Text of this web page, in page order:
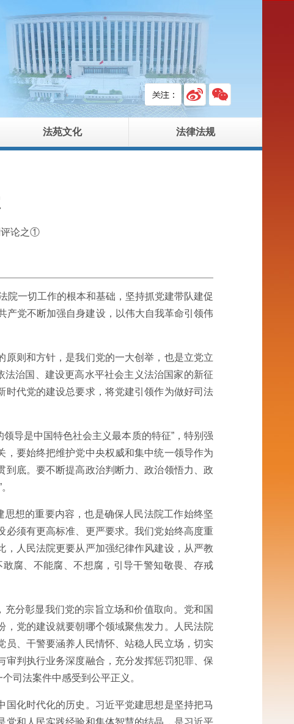
法苑文化 法律法规
评论之①
院一切工作的根本和基础，坚持抓党建带队建促
产党不断加强自身建设，以伟大自我革命引领伟
则和方针，是我们党的一大创举，也是立党立
治国、建设更高水平社会主义法治国家的新征
代党的建设总要求，将党建引领作为做好司法
导是中国特色社会主义最本质的特征”，特别强
要始终把维护党中央权威和集中统一领导作为
底。要不断提高政治判断力、政治领悟力、政
想的重要内容，也是确保人民法院工作始终坚
须有更高标准、更严要求。我们党始终高度重
人民法院更要从严加强纪律作风建设，从严教
腐、不能腐、不想腐，引导干警知敬畏、存戒
分彰显我们党的宗旨立场和价值取向。党和国
党的建设就要朝哪个领域聚焦发力。人民法院
、干警要涵养人民情怀、站稳人民立场，切实
判执行业务深度融合，充分发挥惩罚犯罪、保
司法案件中感受到公平正义。
化时代化的历史。习近平党建思想是坚持把马
和人民实践经验和集体智慧的结晶，是习近平